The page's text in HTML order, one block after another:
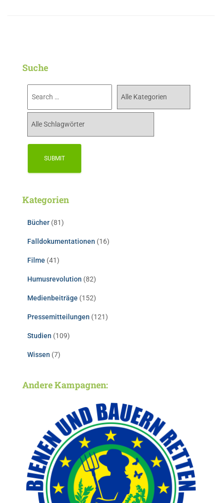
Suche
Kategorien
Bücher (81)
Falldokumentationen (16)
Filme (41)
Humusrevolution (82)
Medienbeiträge (152)
Pressemitteilungen (121)
Studien (109)
Wissen (7)
Andere Kampagnen: